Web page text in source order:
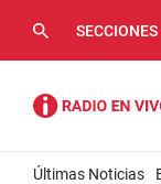
SECCIONES
Últimas Noticias